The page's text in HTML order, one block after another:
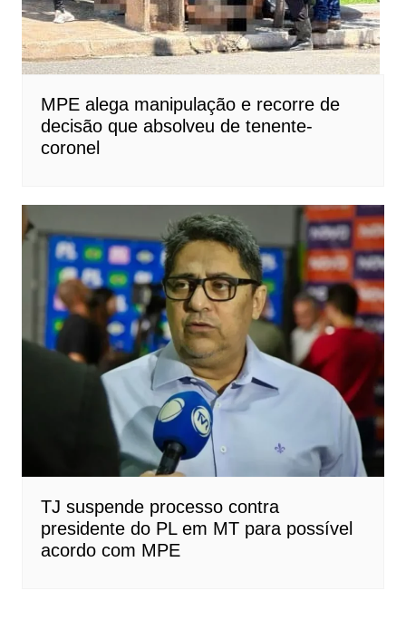
MPE alega manipulação e recorre de
decisão que absolveu de tenente-
coronel
TJ suspende processo contra
presidente do PL em MT para possível
acordo com MPE